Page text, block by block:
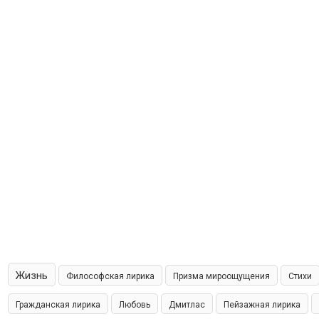
Жизнь Философская лирика Призма мироощущения Стихи
Гражданская лирика Любовь Дмитлас Пейзажная лирика